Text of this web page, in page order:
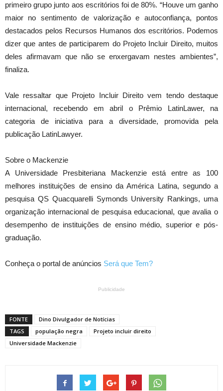
primeiro grupo junto aos escritórios foi de 80%. “Houve um ganho
maior no sentimento de valorização e autoconfiança, pontos
destacados pelos Recursos Humanos dos escritórios. Podemos
dizer que antes de participarem do Projeto Incluir Direito, muitos
deles afirmavam que não se enxergavam nestes ambientes”,
finaliza.
Vale ressaltar que Projeto Incluir Direito vem tendo destaque
internacional, recebendo em abril o Prêmio LatinLawer, na
categoria de iniciativa para a diversidade, promovida pela
publicação LatinLawyer.
Sobre o Mackenzie
A Universidade Presbiteriana Mackenzie está entre as 100
melhores instituições de ensino da América Latina, segundo a
pesquisa QS Quacquarelli Symonds University Rankings, uma
organização internacional de pesquisa educacional, que avalia o
desempenho de instituições de ensino médio, superior e pós-
graduação.
Conheça o portal de anúncios Será que Tem?
Publicidade
FONTE
Dino Divulgador de Notícias
TAGS
população negra
Projeto incluir direito
Universidade Mackenzie